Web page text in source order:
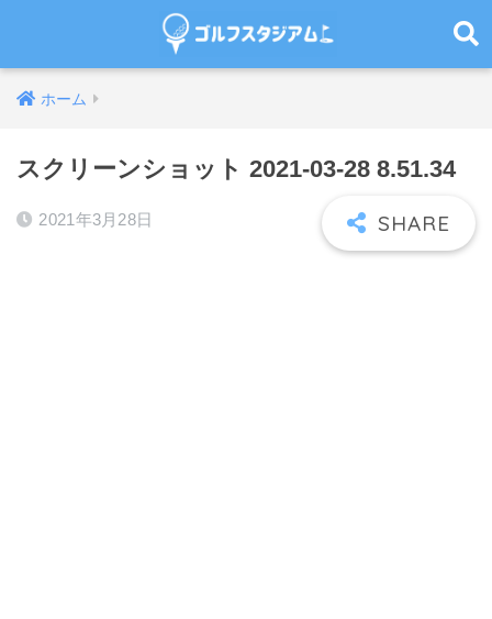
ホーム
スクリーンショット 2021-03-28 8.51.34
2021年3月28日